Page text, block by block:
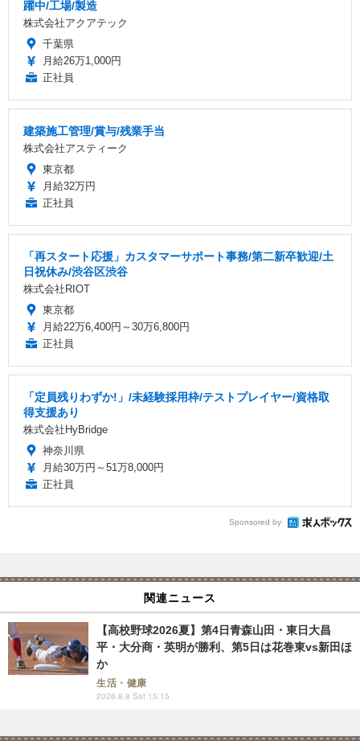
躍中/工場/製造
株式会社アクアテック
千葉県
月給26万1,000円
正社員
建築施工管理/賞与/残業手当
株式会社アスティーク
東京都
月給32万円
正社員
「再スタート応援」カスタマーサポート事務/第二新卒歓迎/土
日祝休み/渋谷区渋谷
株式会社RIOT
東京都
月給22万6,400円～30万6,800円
正社員
「定員残りわずか!」/未経験採用枠/テストプレイヤー/資格取
得支援あり
株式会社HyBridge
神奈川県
月給30万円～51万8,000円
正社員
Sponsored by
関連ニュース
【高校野球2026夏】第4日青森山田・東日大昌
平・大分商・英明が勝利、第5日は花巻東vs新田ほ
か
生活・健康
2026.8.8 Sat 15:15